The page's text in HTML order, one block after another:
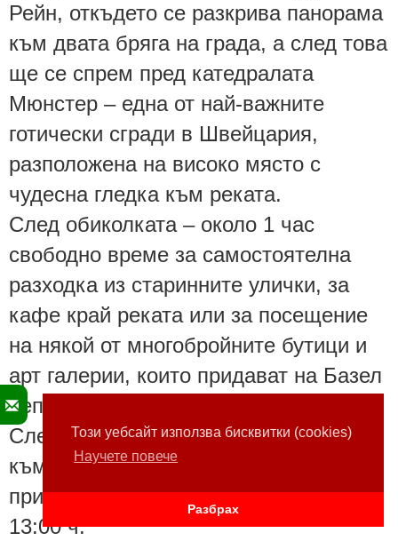
Този уебсайт използва бисквитки (cookies)
Научете повече
Разбрах
Рейн, откъдето се разкрива панорама
към двата бряга на града, а след това
ще се спрем пред катедралата
Мюнстер – една от най-важните
готически сгради в Швейцария,
разположена на високо място с
чудесна гледка към реката.
След обиколката – около 1 час
свободно време за самостоятелна
разходка из старинните улички, за
кафе край реката или за посещение
на някой от многобройните бутици и
арт галерии, които придават на Базел
неповторим артистичен дух.
След свободното време отпътуване
към летището в Базел, където
пристигането е предвидено около
13:00 ч.